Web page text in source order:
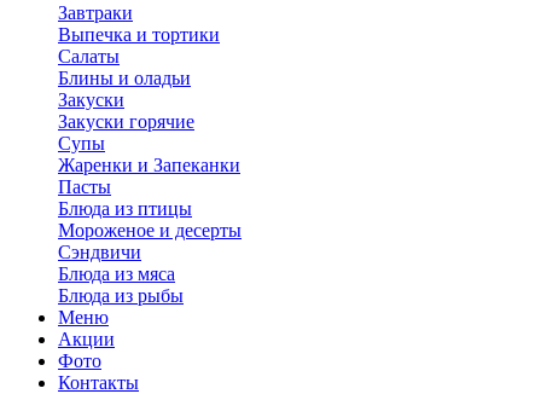
Завтраки
Выпечка и тортики
Салаты
Блины и оладьи
Закуски
Закуски горячие
Супы
Жаренки и Запеканки
Пасты
Блюда из птицы
Мороженое и десерты
Сэндвичи
Блюда из мяса
Блюда из рыбы
Меню
Акции
Фото
Контакты